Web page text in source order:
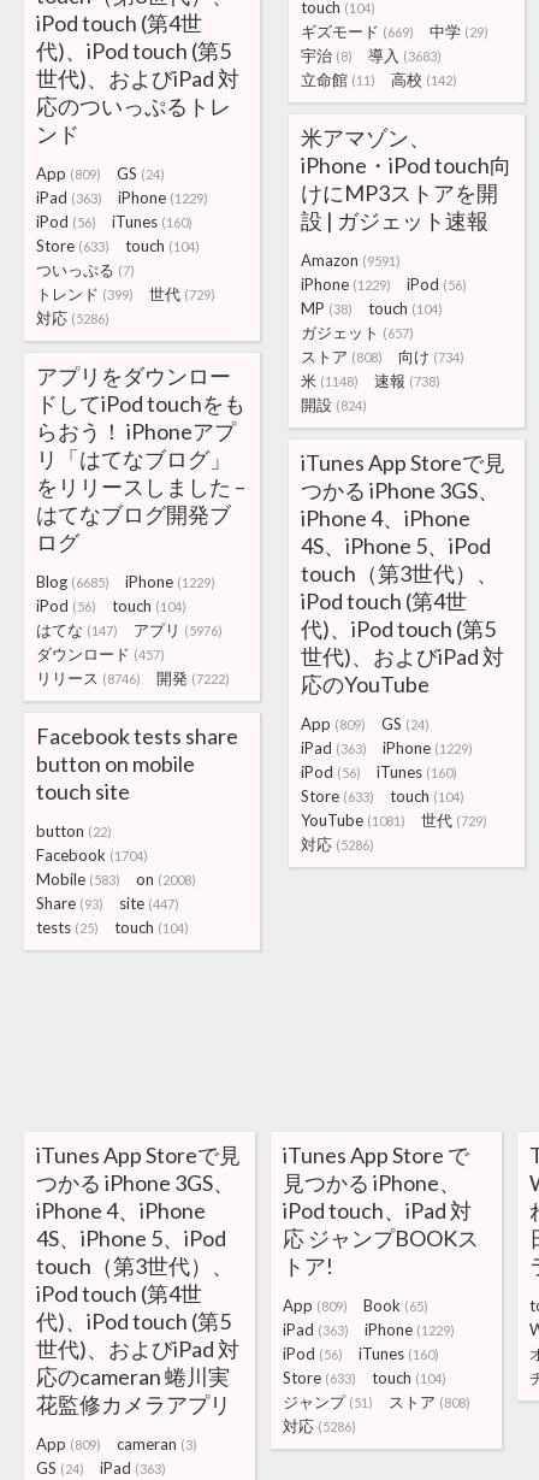
touch (104)
ギズモード (669) 中学 (29)
宇治 (8) 導入 (3683)
立命館 (11) 高校 (142)
iPod touch (第4世
代)、iPod touch (第5
世代)、およびiPad 対
応のついっぷるトレ
ンド
App (809) GS (24)
iPad (363) iPhone (1229)
iPod (56) iTunes (160)
Store (633) touch (104)
ついっぷる (7)
トレンド (399) 世代 (729)
対応 (5286)
米アマゾン、
iPhone・iPod touch向
けにMP3ストアを開
設 | ガジェット速報
Amazon (9591)
iPhone (1229) iPod (56)
MP (38) touch (104)
ガジェット (657)
ストア (808) 向け (734)
米 (1148) 速報 (738)
開設 (824)
アプリをダウンロー
ドしてiPod touchをも
らおう！ iPhoneアプ
リ「はてなブログ」
をリリースしました –
はてなブログ開発ブ
ログ
Blog (6685) iPhone (1229)
iPod (56) touch (104)
はてな (147) アプリ (5976)
ダウンロード (457)
リリース (8746) 開発 (7222)
iTunes App Storeで見
つかる iPhone 3GS、
iPhone 4、iPhone
4S、iPhone 5、iPod
touch（第3世代）、
iPod touch (第4世
代)、iPod touch (第5
世代)、およびiPad 対
応のYouTube
App (809) GS (24)
iPad (363) iPhone (1229)
iPod (56) iTunes (160)
Store (633) touch (104)
YouTube (1081) 世代 (729)
対応 (5286)
Facebook tests share
button on mobile
touch site
button (22)
Facebook (1704)
Mobile (583) on (2008)
Share (93) site (447)
tests (25) touch (104)
iTunes App Storeで見
つかる iPhone 3GS、
iPhone 4、iPhone
4S、iPhone 5、iPod
touch（第3世代）、
iPod touch (第4世
代)、iPod touch (第5
世代)、およびiPad 対
応のcameran 蜷川実
花監修カメラアプリ
App (809) cameran (3)
GS (24) iPad (363)
iTunes App Store で
見つかる iPhone、
iPod touch、iPad 対
応 ジャンプBOOKス
トア!
App (809) Book (65)
iPad (363) iPhone (1229)
iPod (56) iTunes (160)
Store (633) touch (104)
ジャンプ (51) ストア (808)
対応 (5286)